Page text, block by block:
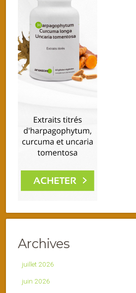
Archives
juillet 2026
juin 2026